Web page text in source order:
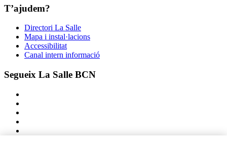
T’ajudem?
Directori La Salle
Mapa i instal·lacions
Accessibilitat
Canal intern informació
Segueix La Salle BCN